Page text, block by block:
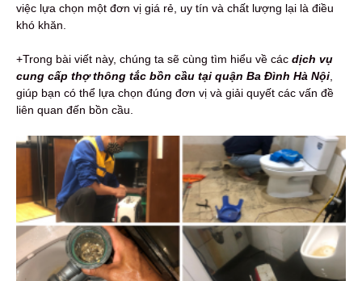
việc lựa chọn một đơn vị giá rẻ, uy tín và chất lượng lại là điều
khó khăn.
+Trong bài viết này, chúng ta sẽ cùng tìm hiểu về các dịch vụ
cung cấp thợ thông tắc bồn cầu tại quận Ba Đình Hà Nội
giúp bạn có thể lựa chọn đúng đơn vị và giải quyết các vấn đề
liên quan đến bồn cầu.